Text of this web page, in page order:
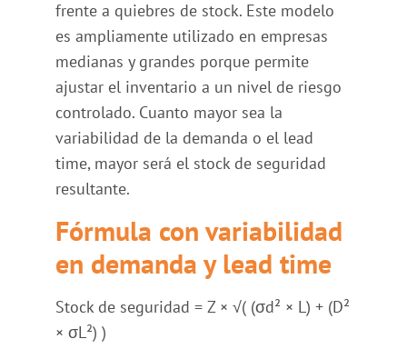
frente a quiebres de stock. Este modelo
es ampliamente utilizado en empresas
medianas y grandes porque permite
ajustar el inventario a un nivel de riesgo
controlado. Cuanto mayor sea la
variabilidad de la demanda o el lead
time, mayor será el stock de seguridad
resultante.
Fórmula con variabilidad
en demanda y lead time
Stock de seguridad = Z × √( (σd² × L) + (D²
× σL²) )